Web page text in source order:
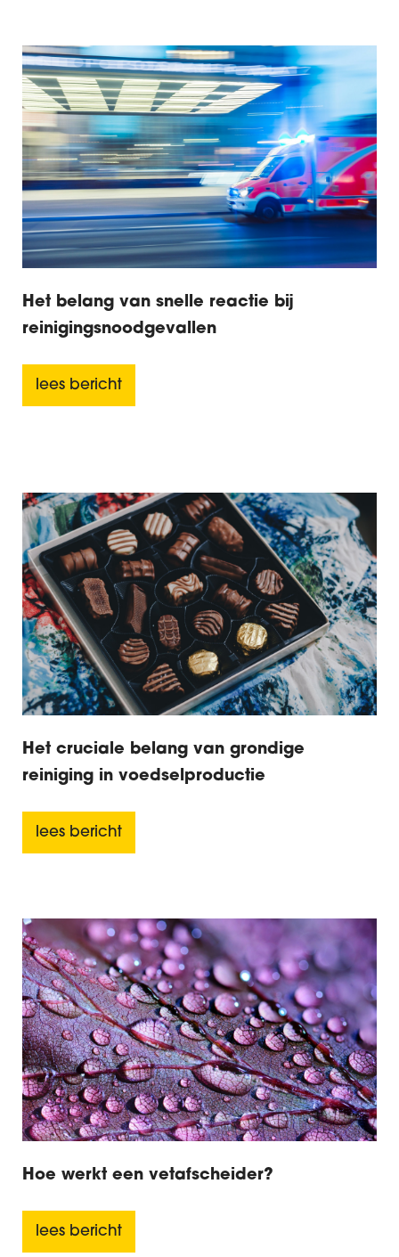
Het belang van snelle reactie bij
reinigingsnoodgevallen
lees bericht
Het cruciale belang van grondige
reiniging in voedselproductie
lees bericht
Hoe werkt een vetafscheider?
lees bericht